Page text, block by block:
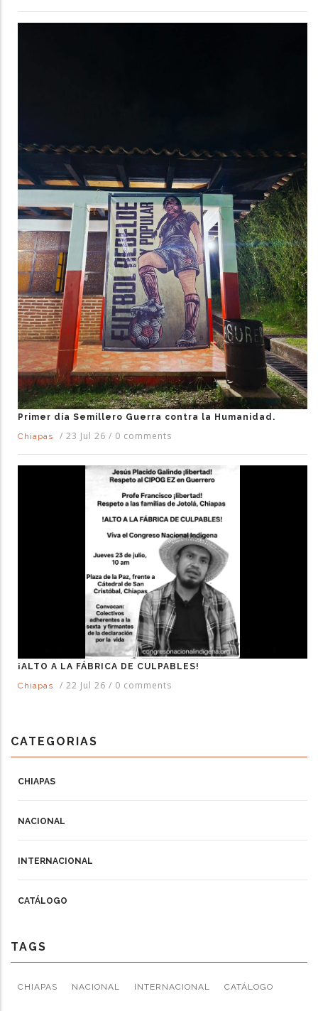
Primer día Semillero Guerra contra la Humanidad.
Chiapas
/ 23 Jul 26 / 0 comments
¡ALTO A LA FÁBRICA DE CULPABLES!
Chiapas
/ 22 Jul 26 / 0 comments
CATEGORIAS
CHIAPAS
NACIONAL
INTERNACIONAL
CATÁLOGO
TAGS
CHIAPAS NACIONAL INTERNACIONAL CATÁLOGO